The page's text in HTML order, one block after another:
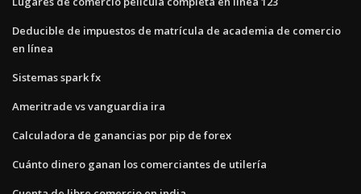
Deducible de impuestos de matrícula de academia de comercio
en línea
Sistemas spark fx
Ameritrade vs vanguardia ira
Calculadora de ganancias por pip de forex
Cuánto dinero ganan los comerciantes de utilería